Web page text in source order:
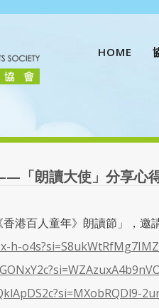
HOME
「朗讀大使」分享心
港百人童年》朗讀節」，邀
h-